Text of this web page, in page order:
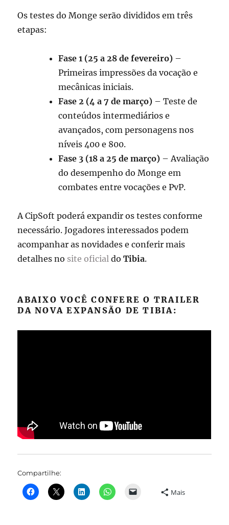
Os testes do Monge serão divididos em três
etapas:
Fase 1 (25 a 28 de fevereiro) –
Primeiras impressões da vocação e
mecânicas iniciais.
Fase 2 (4 a 7 de março) – Teste de
conteúdos intermediários e
avançados, com personagens nos
níveis 400 e 800.
Fase 3 (18 a 25 de março) – Avaliação
do desempenho do Monge em
combates entre vocações e PvP.
A CipSoft poderá expandir os testes conforme
necessário. Jogadores interessados podem
acompanhar as novidades e conferir mais
detalhes no site oficial doTibia.
ABAIXO VOCÊ CONFERE O TRAILER
DA NOVA EXPANSÃO DE TIBIA:
Compartilhe:
Mais